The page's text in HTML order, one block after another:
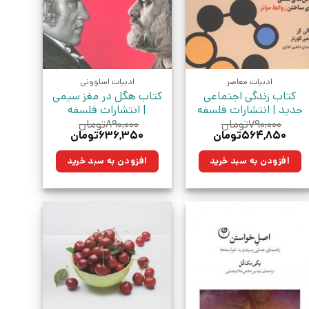
ادبیات معاصر
کتاب زندگی اجتماعی
جدید | انتشارات فلسفه
۷۹۰,۰۰۰تومان
قیمت
۷۹۰,۰۰۰تومان
بود.
۵۶۴,۸۵۰تومانقیمت
۵۶۴,۸۵۰تومان.افزودن به سبد خرید
ادبیات اسلوونی
کتاب هگل در مغز سیمی
| انتشارات فلسفه
۸۹۰,۰۰۰تومان
قیمت
۸۹۰,۰۰۰تومان
بود.
۶۳۶,۳۵۰تومانقیمت
۶۳۶,۳۵۰تومان.افزودن به سبد خرید